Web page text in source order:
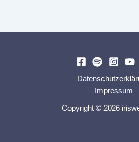
Impressum
Copyright © 2026